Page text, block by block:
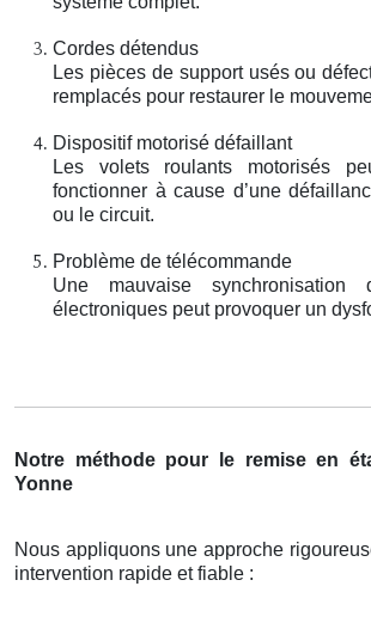
Cordes détendus
Les pièces de support usés ou
remplacés pour restaurer le
Dispositif motorisé défaillant
Les volets roulants motorisés
fonctionner à cause d’une
ou le circuit.
Problème de télécommande
Une mauvaise synchronisation
électroniques peut provoquer un
Notre méthode pour le remise en
Yonne
Nous appliquons une approche
intervention rapide et fiable :